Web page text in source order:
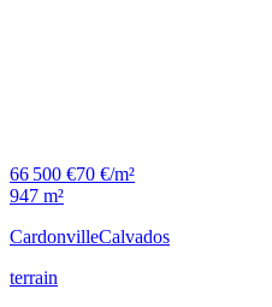
66 500 €70 €/m²
947 m²
CardonvilleCalvados
terrain